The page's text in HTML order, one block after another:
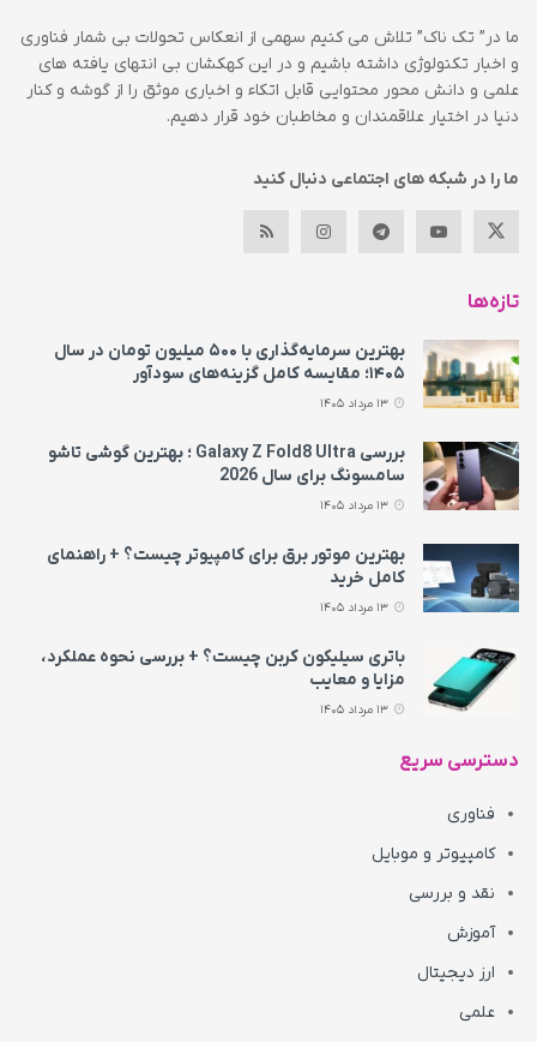
ما در” تک ناک” تلاش می کنیم سهمی از انعکاس تحولات بی شمار فناوری
و اخبار تکنولوژی داشته باشیم و در این کهکشان بی انتهای یافته های
علمی و دانش محور محتوایی قابل اتکاء و اخباری موثق را از گوشه و کنار
دنیا در اختیار علاقمندان و مخاطبان خود قرار دهیم.
ما را در شبکه های اجتماعی دنبال کنید
تازه‌ها
بهترین سرمایه‌گذاری با ۵۰۰ میلیون تومان در سال
۱۴۰۵؛ مقایسه کامل گزینه‌های سودآور
بررسی Galaxy Z Fold8 Ultra ؛ بهترین گوشی تاشو
سامسونگ برای سال 2026
بهترین موتور برق برای کامپیوتر چیست؟ + راهنمای
کامل خرید
باتری سیلیکون کربن چیست؟ + بررسی نحوه عملکرد،
مزایا و معایب
دسترسی سریع
فناوری
کامپیوتر و موبایل
نقد و بررسی
آموزش
ارز دیجیتال
علمی